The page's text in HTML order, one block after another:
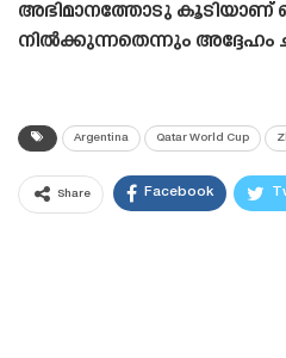
അഭിമാനത്തോടു കൂടിയാണ്
നിൽക്കുന്നതെന്നും അദ്ദേഹം
Argentina Qatar World Cup
Share Facebook